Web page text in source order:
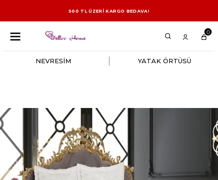
500 TL ÜZERİ KARGO BEDAVA!
0
NEVRESİM YATAK ÖRTÜSÜ